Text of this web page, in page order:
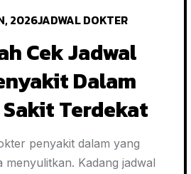
2026JADWAL DOKTER
Cek Jadwal
Dalam
Terdekat
penyakit dalam yang
menyulitkan. Kadang jadwal